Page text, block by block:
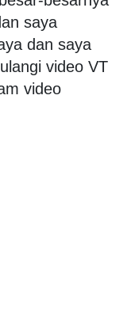
saya
dan saya
video VT
video